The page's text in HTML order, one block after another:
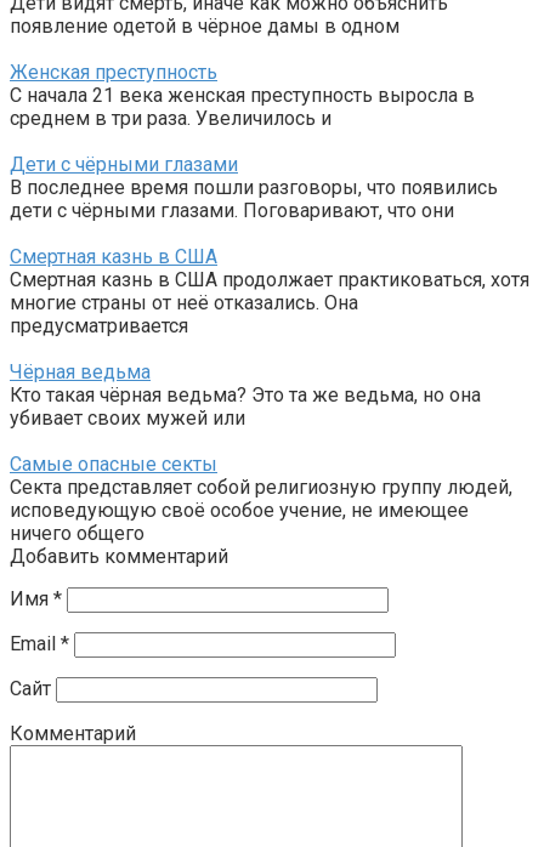
появление одетой в чёрное дамы в одном
Женская преступность
С начала 21 века женская преступность выросла в
среднем в три раза. Увеличилось и
Дети с чёрными глазами
В последнее время пошли разговоры, что появились
дети с чёрными глазами. Поговаривают, что они
Смертная казнь в США
Смертная казнь в США продолжает практиковаться, хотя
многие страны от неё отказались. Она
предусматривается
Чёрная ведьма
Кто такая чёрная ведьма? Это та же ведьма, но она
убивает своих мужей или
Самые опасные секты
Секта представляет собой религиозную группу людей,
исповедующую своё особое учение, не имеющее
ничего общего
Добавить комментарий
Имя *
Email *
Сайт
Комментарий